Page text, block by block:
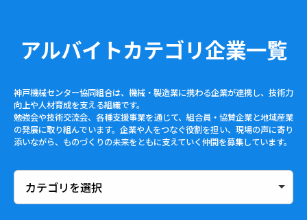
アルバイトカテゴリ企業一覧
神戸機械センター協同組合は、機械・製造業に携わる企業が連携し、技術力
向上や人材育成を支える組織です。
勉強会や技術交流会、各種支援事業を通じて、組合員・協賛企業と地域産業
の発展に取り組んでいます。企業や人をつなぐ役割を担い、現場の声に寄り
添いながら、ものづくりの未来をともに支えていく仲間を募集しています。